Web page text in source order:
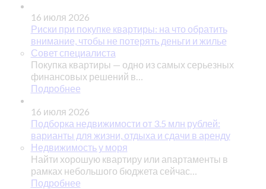
16 июля 2026
Риски при покупке квартиры: на что обратить
внимание, чтобы не потерять деньги и жилье
Совет специалиста
Покупка квартиры — одно из самых серьезных
финансовых решений в…
Подробнее
16 июля 2026
Подборка недвижимости от 3.5 млн рублей:
варианты для жизни, отдыха и сдачи в аренду
Недвижимость у моря
Найти хорошую квартиру или апартаменты в
рамках небольшого бюджета сейчас…
Подробнее